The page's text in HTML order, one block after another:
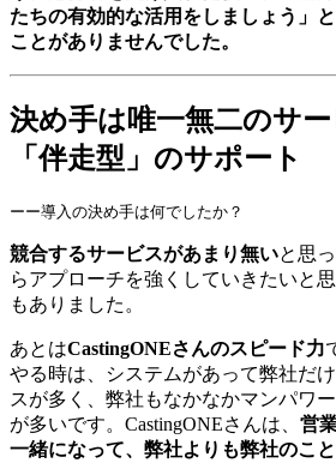
たちの有効的な活用をしましょう」
ことがありませんでした。
決め手は唯一無二のサ
「伴走型」のサポート
ーー導入の決め手は何でしたか？
競合するサービスがあまり無いと思
らアプローチを強くしていきたいと
もありました。
あとはCastingONEさんのスピード力
やる時は、システムがあって弊社だ
スが多く、弊社もなかなかマンパワ
が多いです。CastingONEさんは、 営
一緒になって、弊社よりも弊社のこ